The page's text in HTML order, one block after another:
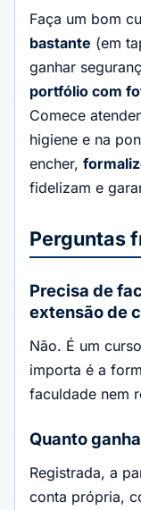
Faça um bom
bastante (em
ganhar
portfólio com
Comece
higiene e na
encher,
fidelizam e
Perguntas
Precisa de
extensão de
Não. É um
importa é a
faculdade nem
Quanto
Registrada, a
conta própria,